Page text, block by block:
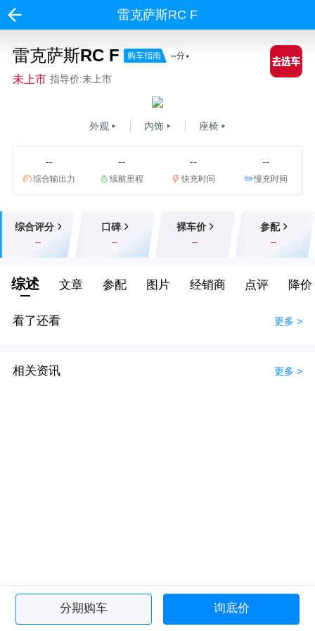
雷克萨斯RC F
雷克萨斯RC F 购车指南 --分
未上市 指导价:未上市
外观 内饰 座椅
--
综合输出力
--
续航里程
--
快充时间
--
慢充时间
综合评分
--
口碑
--
裸车价
--
参配
--
综述 文章 参配 图片 经销商 点评 降价
看了还看 更多 >
相关资讯 更多 >
分期购车 询底价